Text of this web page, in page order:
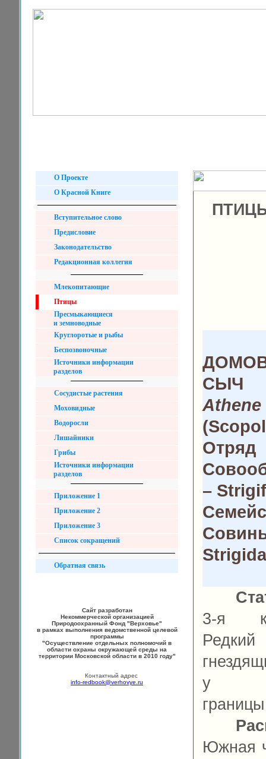
О Проекте
О Красной Книге
Вступительное слово
Предисловие
Законодательство
Редакционная коллегия
Млекопитающие
Птицы
Пресмыкающиеся
и земноводные
Круглоротые и рыбы
Беспозвоночные
Источники информации
разделов
Сосудистые растения
Моховидные
Водоросли
Лишайники
Грибы
Источники информации
разделов
Приложение 1
Приложение 2
Приложение 3
Список сокращений
Обратная связь
Сайт разработан
Некоммерческой организацией
Природоохранный Фонд "Верховье"
в рамках выполнения ведомственной целевой
программы
"Осуществление отдельных полномочий в
области охраны окружающей среды на
территории Московской области в 2010 году"
Контактный адрес
info-redbook@verhovye.ru
СЫЧ
Отряд
–
3-я
Редкий
у
Южная